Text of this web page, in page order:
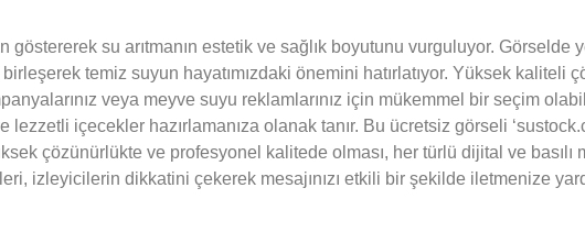
göstererek su arıtmanın estetik ve sağlık boyutunu vurguluyor. Görselde
temiz suyun hayatımızdaki önemini hatırlatıyor. Yüksek kaliteli
veya meyve suyu reklamlarınız için mükemmel bir seçim
içecekler hazırlamanıza olanak tanır. Bu ücretsiz görseli
çözünürlükte ve profesyonel kalitede olması, her türlü dijital ve basılı
izleyicilerin dikkatini çekerek mesajınızı etkili bir şekilde iletmenize